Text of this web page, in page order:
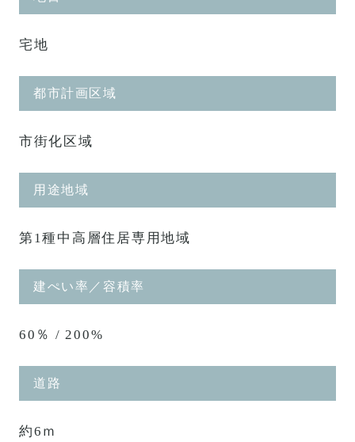
宅地
都市計画区域
市街化区域
用途地域
第1種中高層住居専用地域
建ぺい率／容積率
60％ / 200%
道路
約6ｍ